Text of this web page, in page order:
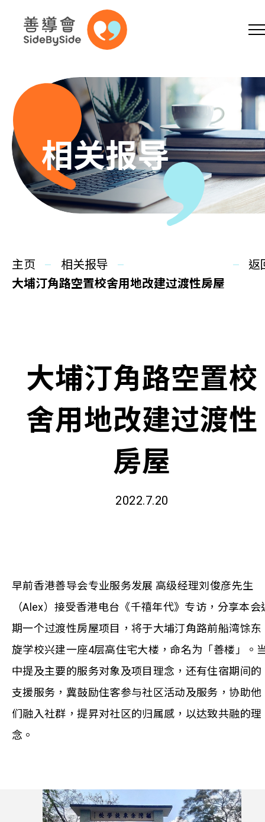
跳到内容（按回车键）
A A A EN
主页
同你讲故事
相关报导
关于本会
相关报导
主页
相关报导
大埔汀角路空置校舍用地改建过渡性房屋
返
大埔汀角路空置校
舍用地改建过渡性
房屋
2022.7.20
早前香港善导会专业服务发展 高级经理刘俊彦先生
（Alex）接受香港电台《千禧年代》专访，分享本会
期一个过渡性房屋项目，将于大埔汀角路前船湾馀东
旋学校兴建一座4层高住宅大楼，命名为「善楼」。
中提及主要的服务对象及项目理念，还有住宿期间的
支援服务，冀鼓励住客参与社区活动及服务，协助他
们融入社群，提昇对社区的归属感，以达致共融的理
念。